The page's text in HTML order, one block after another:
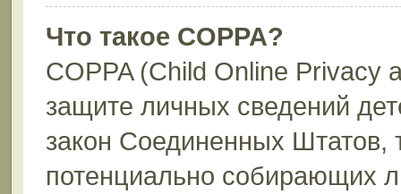
Что такое COPPA?
COPPA (Child Online Privacy
защите личных сведений
закон Соединенных Штатов,
потенциально собирающих